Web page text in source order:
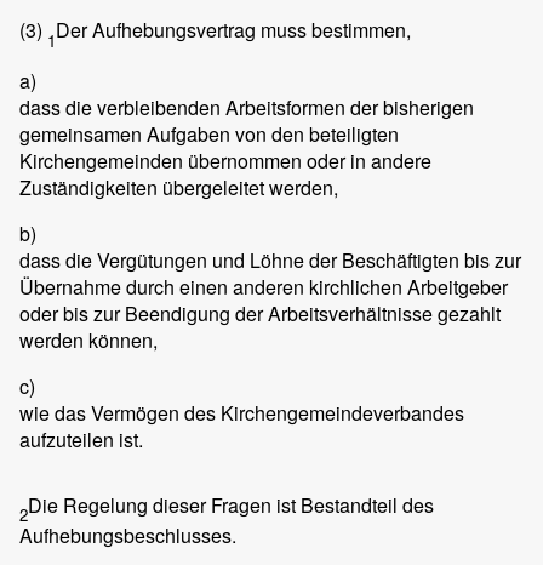
(3) 1Der Aufhebungsvertrag muss bestimmen,
a)
dass die verbleibenden Arbeitsformen der bisherigen
gemeinsamen Aufgaben von den beteiligten
Kirchengemeinden übernommen oder in andere
Zuständigkeiten übergeleitet werden,
b)
dass die Vergütungen und Löhne der Beschäftigten bis zur
Übernahme durch einen anderen kirchlichen Arbeitgeber
oder bis zur Beendigung der Arbeitsverhältnisse gezahlt
werden können,
c)
wie das Vermögen des Kirchengemeindeverbandes
aufzuteilen ist.
2Die Regelung dieser Fragen ist Bestandteil des
Aufhebungsbeschlusses.